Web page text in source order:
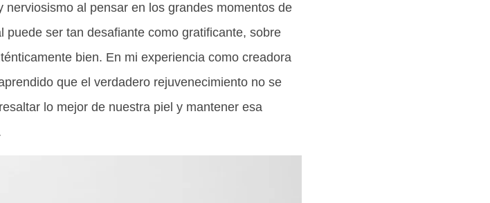
al pensar en los grandes momentos de
puede ser tan desafiante como gratificante, sobre
bien. En mi experiencia como creadora
que el verdadero rejuvenecimiento no se
lo mejor de nuestra piel y mantener esa